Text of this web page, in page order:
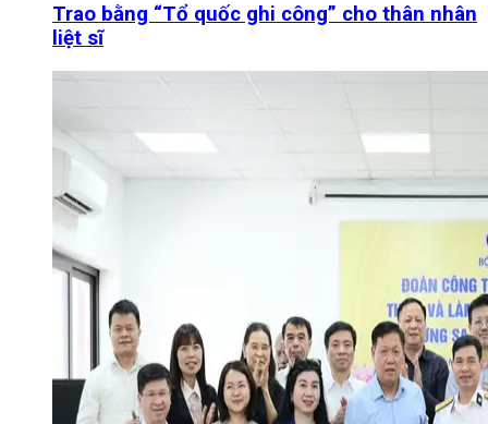
Trao bằng “Tổ quốc ghi công” cho thân nhân
liệt sĩ